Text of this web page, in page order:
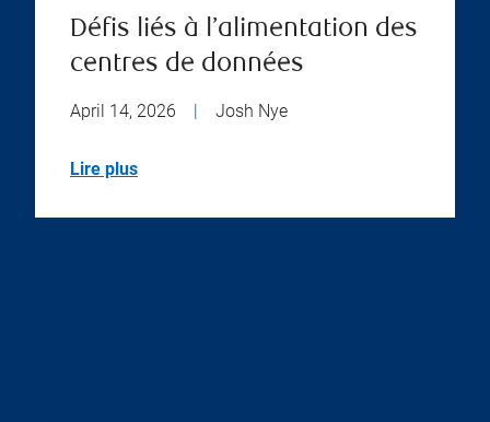
Défis liés à l’alimentation des
centres de données
April 14, 2026 Josh Nye
Lire plus